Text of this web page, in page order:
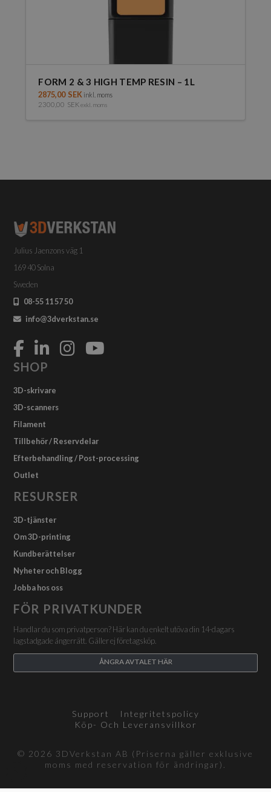
FORM 2 & 3 HIGH TEMP RESIN – 1L
2875,00 SEK inkl. moms
2300,00 SEK exkl. moms
Julius Jaenzons väg 1
169 40 Solna
Sweden
08-55 11 57 50
info@3dverkstan.se
SHOP
3D-skrivare
3D-scanners
Filament
Tillbehör / Reservdelar
Efterbehandling / Post-processing
Outlet
RESURSER
3D-tjänster
Om 3D-printing
Kundberättelser
Nyheter och Blogg
Jobba hos oss
FÖR PRIVATKUNDER
Handlar du som privatperson? Här kan du enkelt utöva din 14-dagars
lagstadgade ångerrätt. Gäller ej företagsköp.
ÅNGRA AVTALET HÄR
Support
Integritetspolicy
Köp- Och Leveransvillkor
© 2026 3DVerkstan AB (Priserna gäller exklusive
moms med reservation för ändringar).